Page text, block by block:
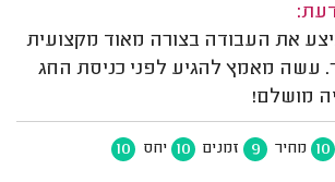
את העבודה בצורה מאוד מקצועית
עשה מאמץ להגיע לפני כניסת החג
מושלם!
10 מחיר 9 זמנים 10 יחס 10